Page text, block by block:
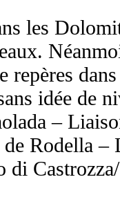
les
repères
idée de
–
Rodella
di